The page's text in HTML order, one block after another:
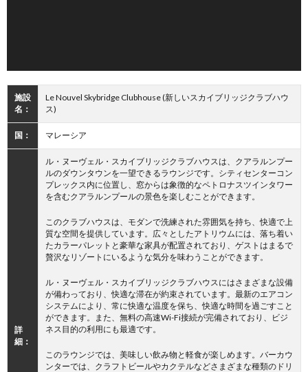
施設
名：
Le Nouvel Skybridge Clubhouse (新しいスカイブリッジクラブハウ
ス)
国： マレーシア
詳
細：
ル・ヌーヴェル・スカイブリッジクラブハウスは、クアラルンプー
ルのダウンタウンを一望できるラウンジです。シティセンターコン
プレックス内に位置し、窓からは象徴的なペトロナスツインタワー
を含むクアラルンプールの景色を楽しむことができます。
このクラブハウスは、モダンで洗練された雰囲気を持ち、快適で上
質な空間を提供しています。広々としたアトリウムには、落ち着い
たカラーパレットと豪華な家具が配置されており、ゲストはまるで
贅沢なリゾートにいるような気分を味わうことができます。
ル・ヌーヴェル・スカイブリッジクラブハウスにはさまざまな設備
が備わっており、快適な滞在が約束されています。最新のエアコン
システムにより、常に快適な温度を保ち、快適な時間を過ごすこと
ができます。また、無料の高速Wi-Fi接続が完備されており、ビジ
ネス目的の利用にも最適です。
このラウンジでは、美味しい飲み物と軽食が楽しめます。バーカウ
ンターでは、クラフトビールやカクテルなどさまざまな種類のドリ